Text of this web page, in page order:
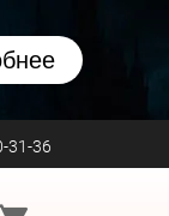
31-36